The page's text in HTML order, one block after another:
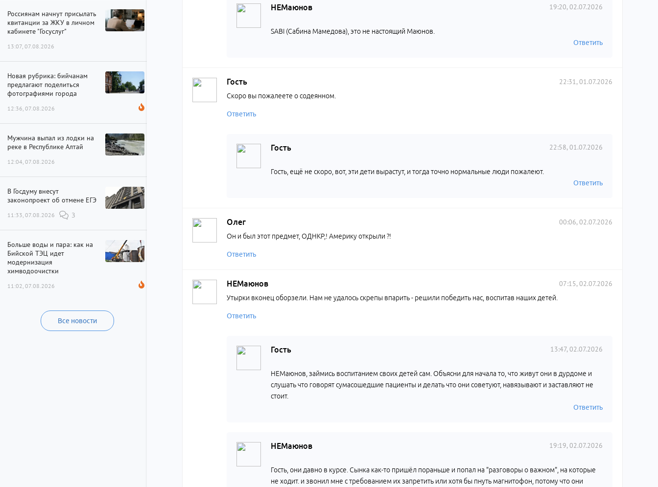
Россиянам начнут присылать
квитанции за ЖКУ в личном
кабинете "Госуслуг"
13:07, 07.08.2026
Новая рубрика: бийчанам
предлагают поделиться
фотографиями города
12:36, 07.08.2026
Мужчина выпал из лодки на
реке в Республике Алтай
12:04, 07.08.2026
В Госдуму внесут
законопроект об отмене ЕГЭ
11:33, 07.08.2026 3
Больше воды и пара: как на
Бийской ТЭЦ идет
модернизация
химводоочистки
11:02, 07.08.2026
Все новости
НЕМаюнов 19:20, 02.07.2026
SABI (Сабина Мамедова), это не настоящий Маюнов.
Ответить
Гость 22:31, 01.07.2026
Скоро вы пожалеете о содеянном.
Ответить
Гость 22:58, 01.07.2026
Гость, ещё не скоро, вот, эти дети вырастут, и тогда точно нормальные люди пожалеют.
Ответить
Олег 00:06, 02.07.2026
Он и был этот предмет, ОДНКР,! Америку открыли ?!
Ответить
НЕМаюнов 07:15, 02.07.2026
Утырки вконец оборзели. Нам не удалось скрепы впарить - решили победить нас, воспитав наших детей.
Ответить
Гость 13:47, 02.07.2026
НЕМаюнов, займись воспитанием своих детей сам. Объясни для начала то, что живут они в дурдоме и
слушать что говорят сумасошедшие пациенты и делать что они советуют, навязывают и заставляют не
стоит.
Ответить
НЕМаюнов 19:19, 02.07.2026
Гость, они давно в курсе. Сынка как-то пришёл пораньше и попал на "разговоры о важном", на которые
не ходит. и звонил мне с требованием их запретить или хотя бы пнуть магнитофон, потому что они